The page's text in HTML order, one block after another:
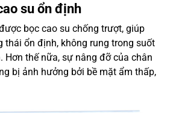
su ổn định
bọc cao su chống trượt, giúp
thái ổn định, không rung trong suốt
Hơn thế nữa, sự nâng đỡ của chân
bị ảnh hưởng bởi bề mặt ẩm thấp,